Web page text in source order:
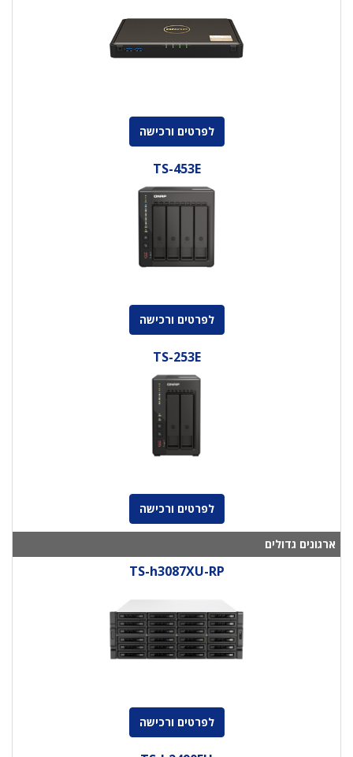
לפרטים ורכישה
TS-453E
לפרטים ורכישה
TS-253E
לפרטים ורכישה
ארגונים גדולים
TS-h3087XU-RP
לפרטים ורכישה